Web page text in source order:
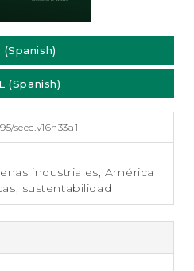
(Spanish)
(Spanish)
seec.v16n33a1
industriales, América
sustentabilidad